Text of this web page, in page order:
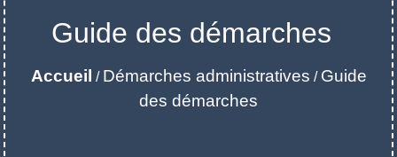
Guide des démarches
Accueil / Démarches administratives / Guide
des démarches